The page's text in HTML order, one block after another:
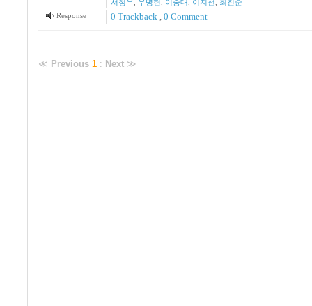
서정우, 우병현 이중대 이지선
최진순
Response
0 Trackback 0 Comment
≪ Previous 1 : Next ≫